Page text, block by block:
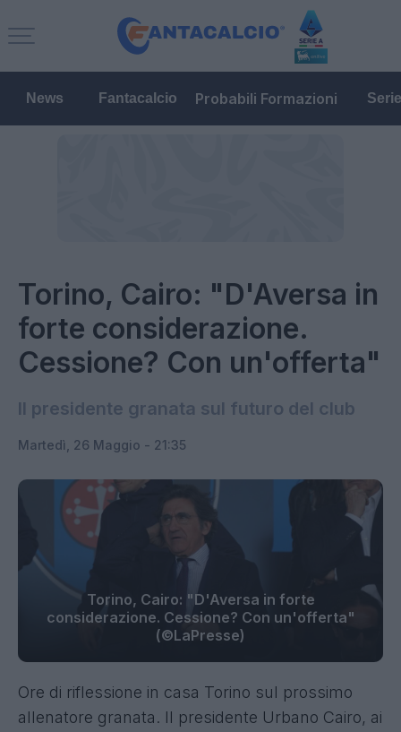
News Fantacalcio Probabili Formazioni
Torino, Cairo: "D'Aversa in
forte considerazione.
Cessione? Con un'offerta"
Il presidente granata sul futuro del club
Martedì, 26 Maggio - 21:35
Torino, Cairo: "D'Aversa in forte
considerazione. Cessione? Con un'offerta"
(©LaPresse)
Ore di riflessione in casa Torino sul prossimo
allenatore granata. Il presidente Urbano Cairo, ai